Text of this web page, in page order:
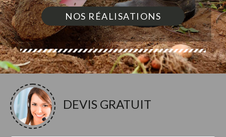
NOS RÉALISATIONS
DEVIS GRATUIT